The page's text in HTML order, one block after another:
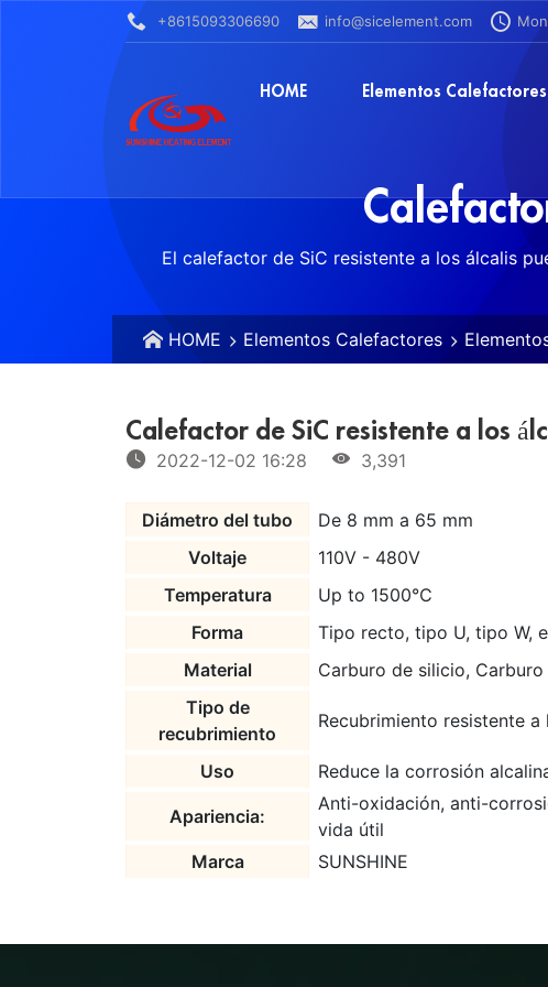
+8615093306690 info@sicelement.com
HOME Elementos Calefactores
El calefactor de SiC resistente a los álcalis
HOME Elementos Calefactores
Calefactor de SiC resistente a los
2022-12-02 16:28 3,391
Diámetro del tubo
De 8 mm a 65 mm
Voltaje
110V - 480V
Temperatura
Up to 1500℃
Forma
Tipo recto, tipo U, tipo W,
Material
Carburo de silicio,
Tipo de
recubrimiento
Recubrimiento resistente
Uso Reduce la corrosión
Apariencia:
Anti-oxidación, anti-
vida útil
Marca
SUNSHINE